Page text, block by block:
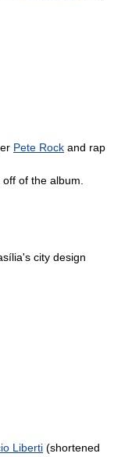
Pete Rock and rap
of the album.
city design
Liberti (shortened